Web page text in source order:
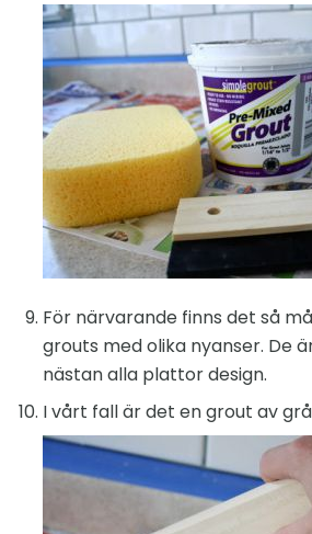
För närvarande finns det så
grouts med olika nyanser. De
nästan alla plattor design.
I vårt fall är det en grout av